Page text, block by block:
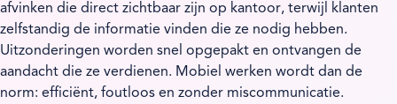
afvinken die direct zichtbaar zijn op kantoor, terwijl klanten
zelfstandig de informatie vinden die ze nodig hebben.
Uitzonderingen worden snel opgepakt en ontvangen de
aandacht die ze verdienen. Mobiel werken wordt dan de
norm: efficiënt, foutloos en zonder miscommunicatie.